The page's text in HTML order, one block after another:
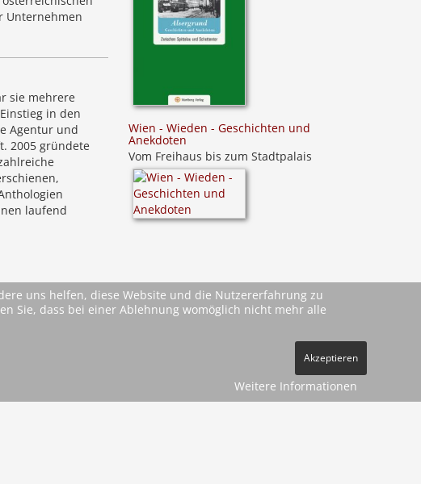
Unternehmen
sie mehrere
in den
Agentur und
2005 gründete
laufend
Wien - Wieden - Geschichten und
Anekdoten
Vom Freihaus bis zum Stadtpalais
uns helfen, diese Website und die Nutzererfahrung zu
Sie, dass bei einer Ablehnung womöglich nicht mehr alle
Akzeptieren
Weitere Informationen